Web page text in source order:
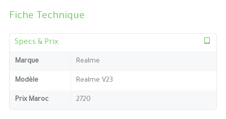
Fiche Technique
Specs & Prix
Marque Realme
Modèle Realme V23
Prix Maroc 2720